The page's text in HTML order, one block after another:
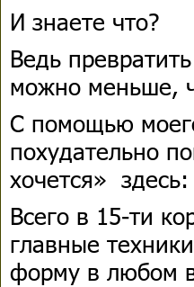
И знаете что?
Ведь
можно меньше,
С помощью
похудательно
хочется» здесь:
Всего в 15-ти
главные
форму в любом